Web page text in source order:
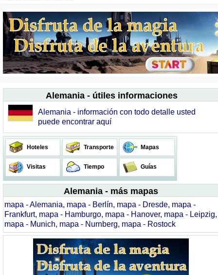
Alemania - útiles informaciones
Alemania - información con todo detalle usted
puede encontrar aquí
Hoteles Transporte Mapas
Visitas Tiempo Guías
Alemania - más mapas
mapa - Alemania, mapa - Berlín, mapa - Dresde, mapa -
Frankfurt, mapa - Hamburgo, mapa - Hanover, mapa - Leipzig,
mapa - Munich, mapa - Nurnberg, mapa - Rostock